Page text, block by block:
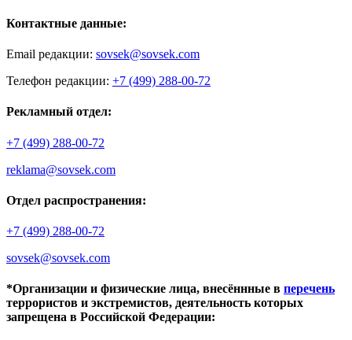
Контактные данные:
Email редакции: sovsek@sovsek.com
Телефон редакции: +7 (499) 288-00-72
Рекламный отдел:
+7 (499) 288-00-72
reklama@sovsek.com
Отдел распространения:
+7 (499) 288-00-72
sovsek@sovsek.com
*Организации и физические лица, внесённные в перечень
террористов и экстремистов, деятельность которых
запрещена в Российской Федерации: